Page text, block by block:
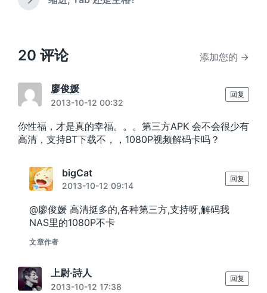
章
下
：
20 评论 添加您的 →
廖俊媛
2013-10-12 00:32
你性福，才是真的幸福。。。第三方APK 会不会很少有
高清，支持BT下载不，，1080P视频解码卡吗？
回复
bigCat
2013-10-12 09:14
@廖俊媛 高清挺多的,各种第三方,支持呀,解码我
NAS里的1080P不卡
文章作者
回复
上尉·詩人
2013-10-12 17:38
回复